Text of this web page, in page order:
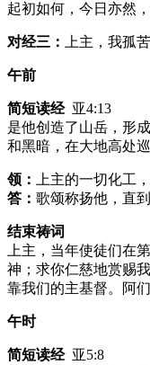
起初如何，今日亦然
对经三： 上主，我孤
午前
简短读经 亚4:13
是他创造了山岳，形
和黑暗，在大地高处
领：
上主的一切化工
答： 歌颂称扬他，直到
结束祷词
上主，当年使徒们在
神；求你仁慈地赏赐
靠我们的主基督。阿们
午时
简短读经 亚5:8